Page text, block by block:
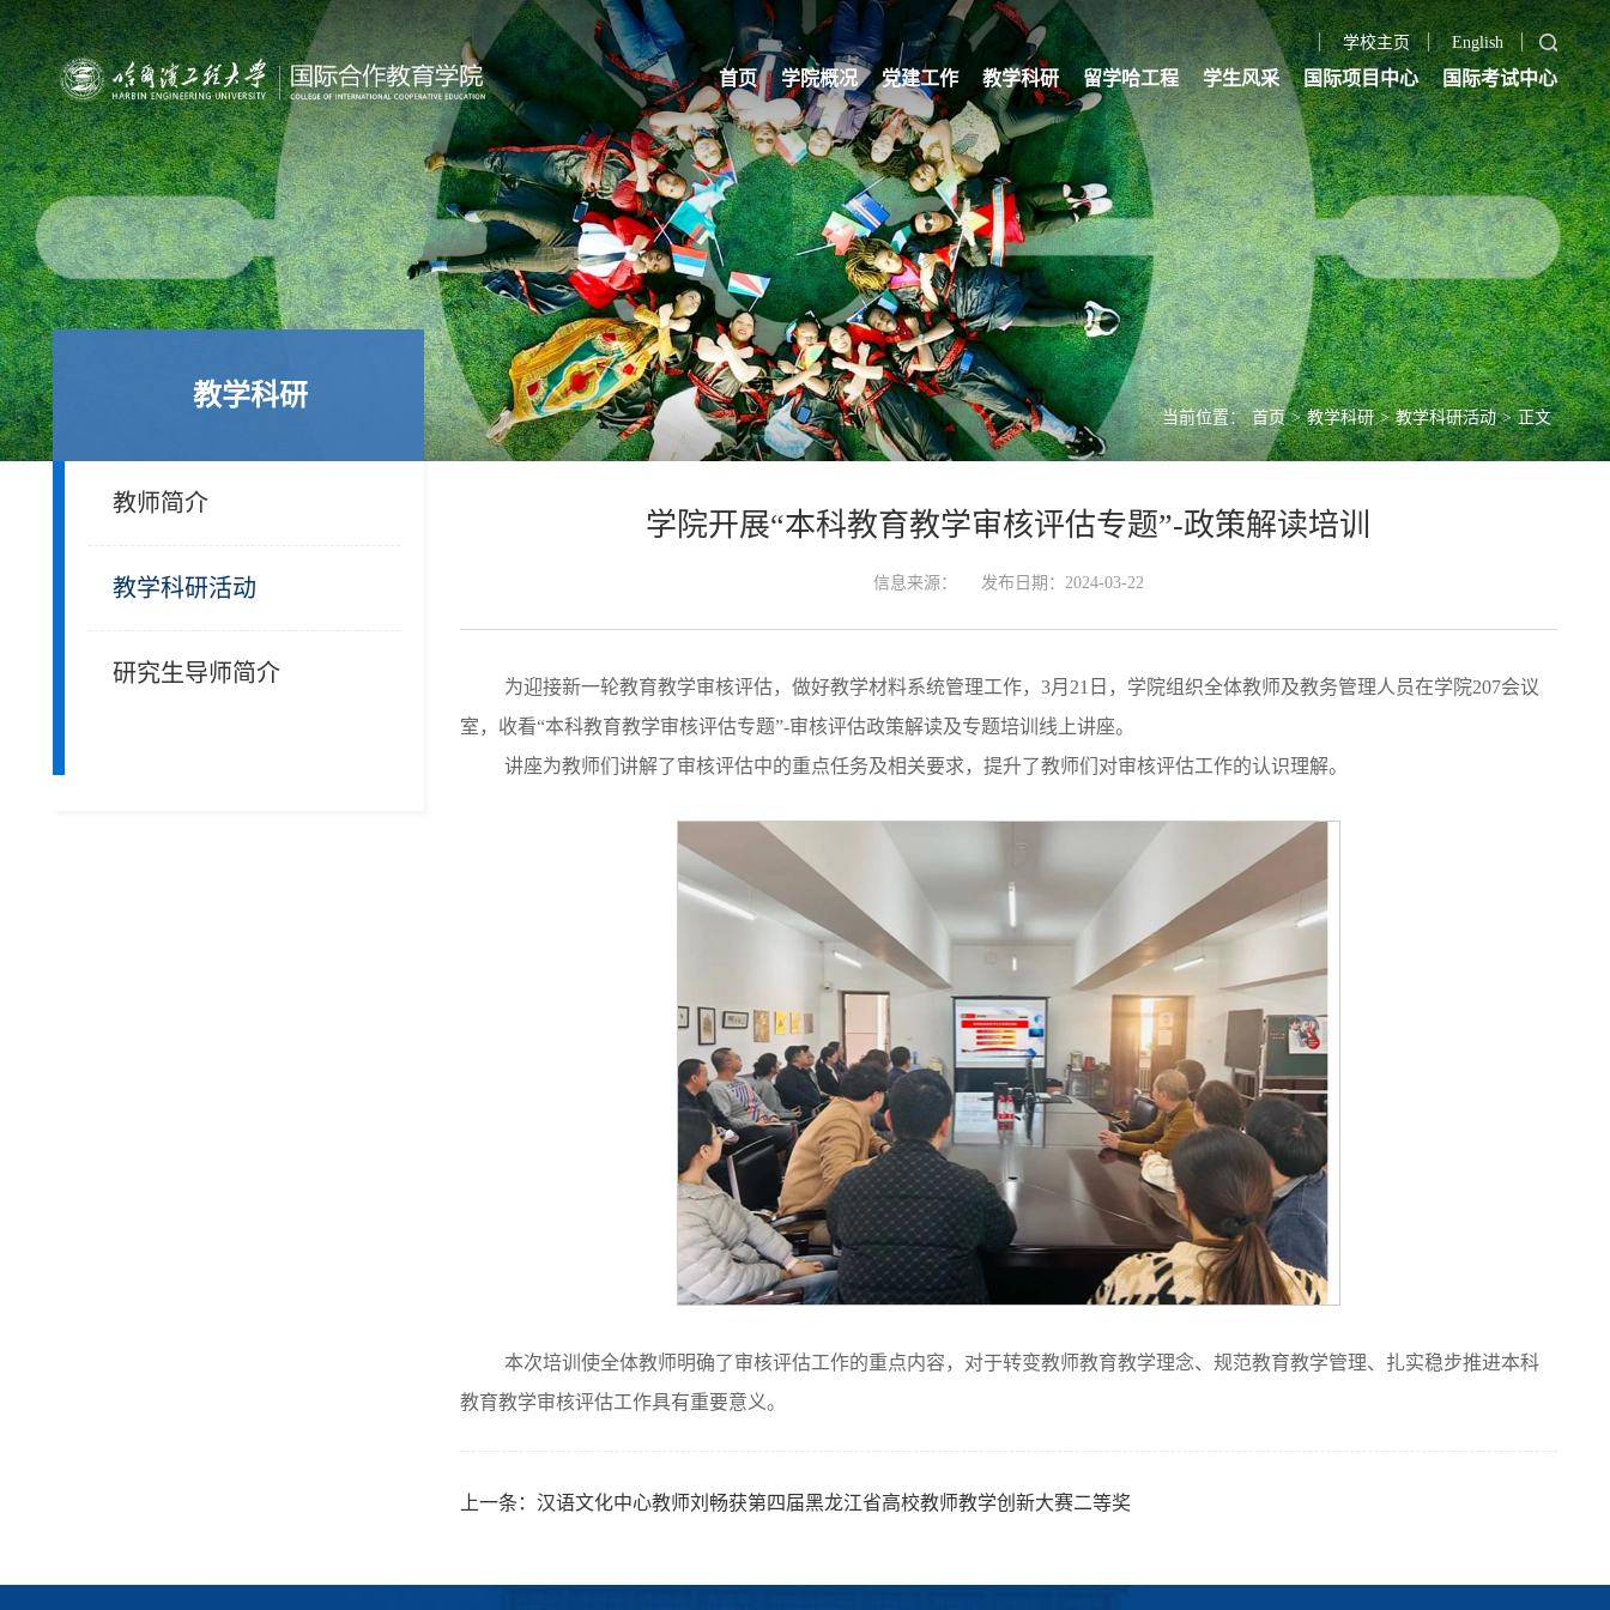
学校主页 English
首页 学院概况 党建工作 教学科研 留学哈工程 学生风采 国际项目中心 国际考试中心
教学科研
教师简介
教学科研活动
研究生导师简介
当前位置： 首页 > 教学科研 > 教学科研活动 > 正文
学院开展“本科教育教学审核评估专题”-政策解读培训
信息来源： 发布日期：2024-03-22
为迎接新一轮教育教学审核评估，做好教学材料系统管理工作，3月21日，学院组织全体教师及教务管理人员在学院207会议
室，收看“本科教育教学审核评估专题”-审核评估政策解读及专题培训线上讲座。
讲座为教师们讲解了审核评估中的重点任务及相关要求，提升了教师们对审核评估工作的认识理解。
本次培训使全体教师明确了审核评估工作的重点内容，对于转变教师教育教学理念、规范教育教学管理、扎实稳步推进本科
教育教学审核评估工作具有重要意义。
上一条： 汉语文化中心教师刘畅获第四届黑龙江省高校教师教学创新大赛二等奖